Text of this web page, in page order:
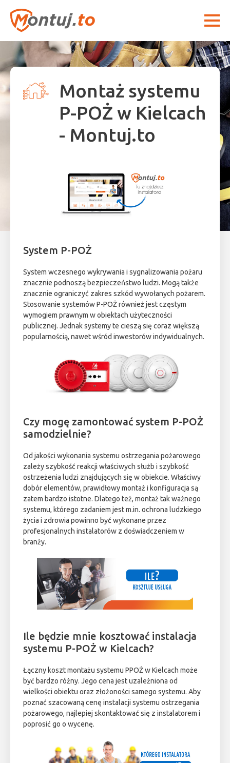
Montaż systemu
P-POŻ w Kielcach
- Montuj.to
System P-POŻ
System wczesnego wykrywania i sygnalizowania pożaru
znacznie podnoszą bezpieczeństwo ludzi. Mogą także
znacznie ograniczyć zakres szkód wywołanych pożarem.
Stosowanie systemów P-POŻ również jest częstym
wymogiem prawnym w obiektach użyteczności
publicznej. Jednak systemy te cieszą się coraz większą
popularnością, nawet wśród inwestorów indywidualnych.
Czy mogę zamontować system P-POŻ
samodzielnie?
Od jakości wykonania systemu ostrzegania pożarowego
zależy szybkość reakcji właściwych służb i szybkość
ostrzeżenia ludzi znajdujących się w obiekcie. Właściwy
dobór elementów, prawidłowy montaż i konfiguracja są
zatem bardzo istotne. Dlatego też, montaż tak ważnego
systemu, którego zadaniem jest m.in. ochrona ludzkiego
życia i zdrowia powinno być wykonane przez
profesjonalnych instalatorów z doświadczeniem w
branży.
Ile będzie mnie kosztować instalacja
systemu P-POŻ w Kielcach?
Łączny koszt montażu systemu PPOŻ w Kielcach może
być bardzo różny. Jego cena jest uzależniona od
wielkości obiektu oraz złożoności samego systemu. Aby
poznać szacowaną cenę instalacji systemu ostrzegania
pożarowego, najlepiej skontaktować się z instalatorem i
poprosić go o wycenę.